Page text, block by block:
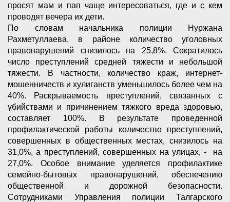
просят мам и пап чаще интересоваться, где и с кем
проводят вечера их дети.
По словам начальника полиции Нуржана
Рахметуллаева, в районе количество уголовных
правонарушений снизилось на 25,8%. Сократилось
число преступлений средней тяжести и небольшой
тяжести. В частности, количество краж, интернет-
мошенничеств и хулиганств уменьшилось более чем на
40%. Раскрываемость преступлений, связанных с
убийствами и причинением тяжкого вреда здоровью,
составляет 100%. В результате проведенной
профилактической работы количество преступлений,
совершенных в общественных местах, снизилось на
31,0%, а преступлений, совершенных на улицах, - на
27,0%. Особое внимание уделяется профилактике
семейно-бытовых правонарушений, обеспечению
общественной и дорожной безопасности.
Сотрудниками Управления полиции Талгарского